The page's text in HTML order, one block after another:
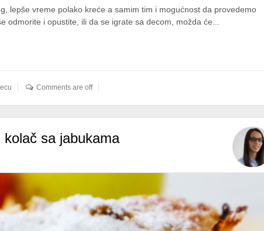
lepše vreme polako kreće a samim tim i mogućnost da provedemo
odmorite i opustite, ili da se igrate sa decom, možda će...
Comments are off
sa jabukama